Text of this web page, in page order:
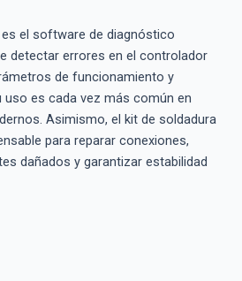
el software de diagnóstico
detectar errores en el controlador
de funcionamiento y
es cada vez más común en
Asimismo, el kit de soldadura
para reparar conexiones,
dañados y garantizar estabilidad